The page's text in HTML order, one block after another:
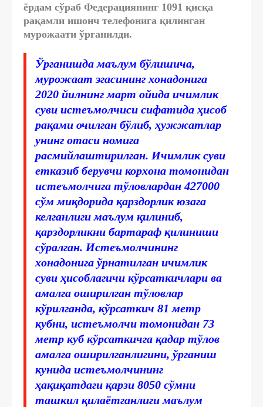
ёрдам сўраб Федерациянинг 1091 қисқа
рақамли ишонч телефонига қилинган
мурожаати ўрганилди.
Ўрганишда маълум бўлишича,
мурожаат эгасининг хонадонига
2020 йилнинг март ойида ичимлик
суви истеъмолчиси сифатида ҳисоб
рақами очилган бўлиб, ҳужжатлар
унинг отаси номига
расмийлаштирилган. Ичимлик суви
етказиб берувчи корхона томонидан
истеъмолчига тўловлардан 427000
сўм миқдорида қарздорлик юзага
келганлиги маълум қилиниб,
қарздорликни бартараф қилиниши
сўралган. Истеъмолчининг
хонадонига ўрнатилган ичимлик
суви ҳисоблагичи кўрсаткичлари ва
амалга оширилган тўловлар
кўрилганда, кўрсаткич 81 метр
кубни, истеъмолчи томонидан 73
метр куб кўрсаткичга қадар тўлов
амалга оширилганлигини, ўрганиш
кунида истеъмолчининг
ҳақиқатдаги қарзи 8050 сўмни
ташкил қилаётганлиги маълум